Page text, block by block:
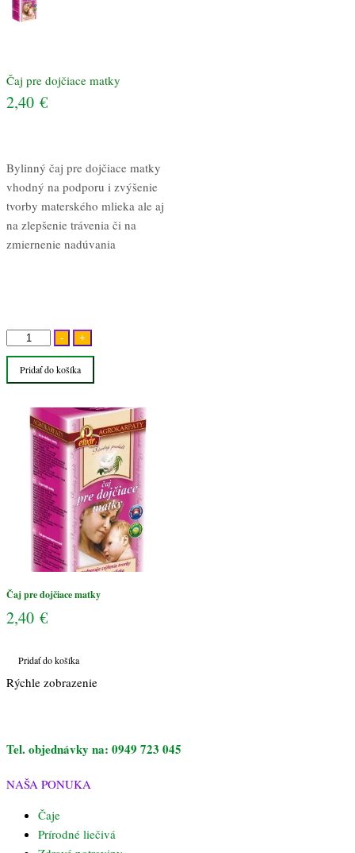
Čaj pre dojčiace matky
2,40 €
Bylinný čaj pre dojčiace matky
vhodný na podporu i zvýšenie
tvorby materského mlieka ale aj
na zlepšenie trávenia či na
zmiernenie nadúvania
-
množstvo
Čaj
pre
matky
+
Pridať do košíka
Čaj pre dojčiace matky
2,40 €
Pridať do košíka
Rýchle zobrazenie
Tel. objednávky na: 0949 723 045
NAŠA PONUKA
Čaje
Prírodné liečivá